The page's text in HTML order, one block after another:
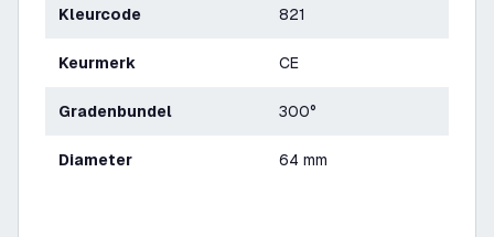
Kleurcode 821
Keurmerk CE
Gradenbundel 300°
Diameter 64 mm